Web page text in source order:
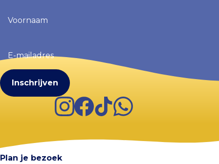
(Vereist)
mailadres
(Vereist)
InstagramFacebook
TikTokWhatsApp
Plan je bezoek